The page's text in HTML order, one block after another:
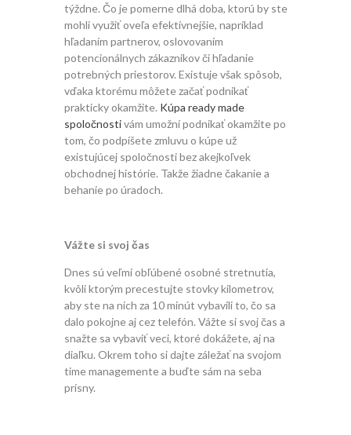
týždne. Čo je pomerne dlhá doba, ktorú by ste
mohli využiť oveľa efektívnejšie, napríklad
hľadaním partnerov, oslovovaním
potencionálnych zákazníkov či hľadanie
potrebných priestorov. Existuje však spôsob,
vďaka ktorému môžete začať podnikať
prakticky okamžite. Kúpa ready made
spoločnostivám umožní podnikať okamžite po
tom, čo podpíšete zmluvu o kúpe už
existujúcej spoločnosti bez akejkoľvek
obchodnej histórie. Takže žiadne čakanie a
behanie po úradoch.
Vážte si svoj čas
Dnes sú veľmi obľúbené osobné stretnutia,
kvôli ktorým precestujte stovky kilometrov,
aby ste na nich za 10 minút vybavili to, čo sa
dalo pokojne aj cez telefón. Vážte si svoj čas a
snažte sa vybaviť veci, ktoré dokážete, aj na
diaľku. Okrem toho si dajte záležať na svojom
time managemente a buďte sám na seba
prísny.